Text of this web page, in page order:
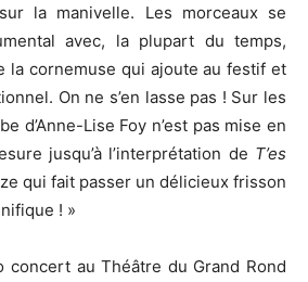
la manivelle. Les morceaux se
avec, la plupart du temps,
la cornemuse qui ajoute au festif et
On ne s’en lasse pas ! Sur les
d’Anne-Lise Foy n’est pas mise en
jusqu’à l’interprétation de T’es
qui fait passer un délicieux frisson
! »
concert au Théâtre du Grand Rond